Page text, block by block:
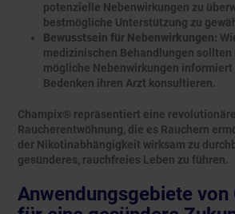
potenzielle Nebenwirkungen zu
bestmögliche Unterstützung zu
Bewusstsein für Nebenwirkungen:
medizinischen Behandlungen sollten
mögliche Nebenwirkungen informiert
Bedenken ihren Arzt konsultieren.
Champix® repräsentiert eine
Raucherentwöhnung, die es Rauchern
der Nikotinabhängigkeit wirksam zu
gesünderes, rauchfreies Leben zu führen.
Anwendungsgebiete